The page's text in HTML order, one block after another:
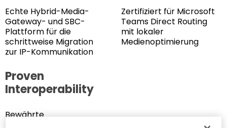
Echte Hybrid-Media-
Gateway- und SBC-
Plattform für die
schrittweise Migration
zur IP-Kommunikation
Zertifiziert für Microsoft
Teams Direct Routing
mit lokaler
Medienoptimierung
Proven
Interoperability
Bewährte